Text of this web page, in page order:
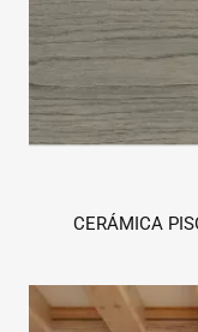
CERÁMICA